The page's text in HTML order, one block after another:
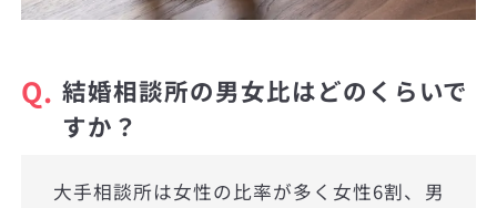
Q. 結婚相談所の男女比はどのくらいで
すか？
大手相談所は女性の比率が多く女性6割、男